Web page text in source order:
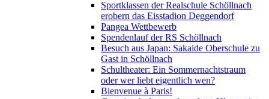
Sportklassen der Realschule Schöllnach
erobern das Eisstadion Deggendorf
Pangea Wettbewerb
Spendenlauf der RS Schöllnach
Besuch aus Japan: Sakaide Oberschule zu
Gast in Schöllnach
Schultheater: Ein Sommernachtstraum
oder wer liebt eigentlich wen?
Bienvenue à Paris!